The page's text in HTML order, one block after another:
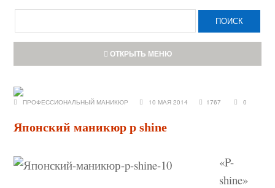
ОТКРЫТЬ МЕНЮ
ПРОФЕССИОНАЛЬНЫЙ МАНИКЮР 10 МАЯ 2014 1767 0
Японский маникюр p shine
«P-
shine»